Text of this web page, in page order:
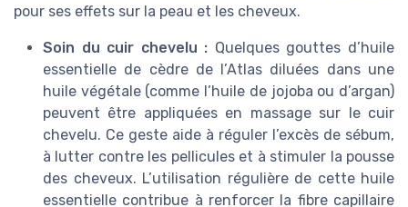
pour ses effets sur la peau et les cheveux.
Soin du cuir chevelu : Quelques gouttes d’huile
essentielle de cèdre de l’Atlas diluées dans une
huile végétale (comme l’huile de jojoba ou d’argan)
peuvent être appliquées en massage sur le cuir
chevelu. Ce geste aide à réguler l’excès de sébum,
à lutter contre les pellicules et à stimuler la pousse
des cheveux. L’utilisation régulière de cette huile
essentielle contribue à renforcer la fibre capillaire